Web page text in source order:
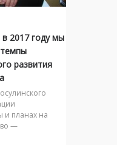
2017 году мы
развития
и планах на
—